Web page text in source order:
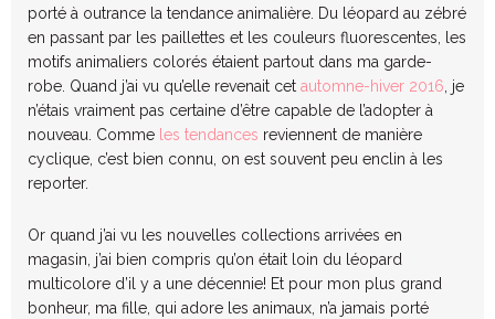
porté à outrance la tendance animalière. Du léopard au zébré
en passant par les paillettes et les couleurs fluorescentes, les
motifs animaliers colorés étaient partout dans ma garde-
robe. Quand j’ai vu qu’elle revenait cet automne-hiver 2016 , je
n’étais vraiment pas certaine d’être capable de l’adopter à
nouveau. Comme les tendances reviennent de manière
cyclique, c’est bien connu, on est souvent peu enclin à les
reporter.
Or quand j’ai vu les nouvelles collections arrivées en
magasin, j’ai bien compris qu’on était loin du léopard
multicolore d’il y a une décennie! Et pour mon plus grand
bonheur, ma fille, qui adore les animaux, n’a jamais porté